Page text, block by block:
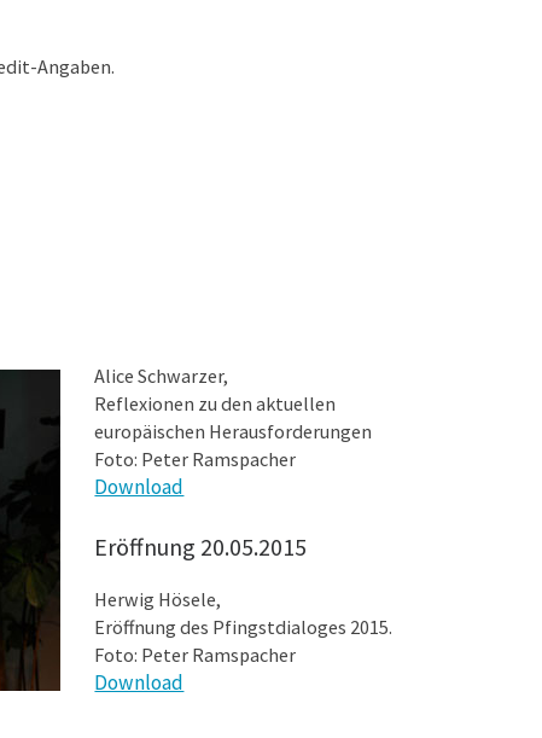
Angaben.
Alice Schwarzer,
Reflexionen zu den aktuellen
europäischen Herausforderungen
Foto: Peter Ramspacher
Download
Eröffnung 20.05.2015
Herwig Hösele,
Eröffnung des Pfingstdialoges 2015.
Foto: Peter Ramspacher
Download